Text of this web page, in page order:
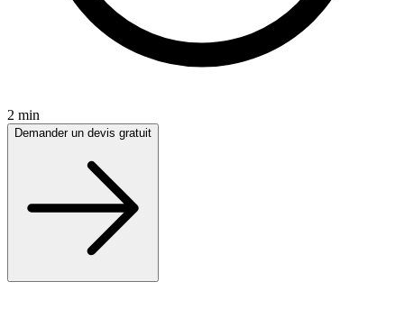
2 min
Demander un devis gratuit